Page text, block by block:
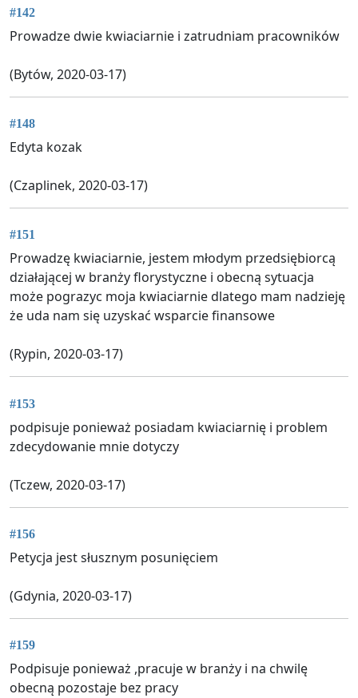
#142
Prowadze dwie kwiaciarnie i zatrudniam pracowników
(Bytów, 2020-03-17)
#148
Edyta kozak
(Czaplinek, 2020-03-17)
#151
Prowadzę kwiaciarnie, jestem młodym przedsiębiorcą
działającej w branży florystyczne i obecną sytuacja
może pograzyc moja kwiaciarnie dlatego mam nadzieję
że uda nam się uzyskać wsparcie finansowe
(Rypin, 2020-03-17)
#153
podpisuje ponieważ posiadam kwiaciarnię i problem
zdecydowanie mnie dotyczy
(Tczew, 2020-03-17)
#156
Petycja jest słusznym posunięciem
(Gdynia, 2020-03-17)
#159
Podpisuje ponieważ ,pracuje w branży i na chwilę
obecną pozostaje bez pracy